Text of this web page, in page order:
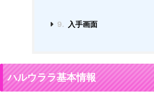
9. 入手画面
ハルウララ基本情報